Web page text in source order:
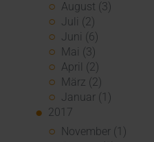
August (3)
Juli (2)
Juni (6)
Mai (3)
April (2)
März (2)
Januar (1)
2017
November (1)